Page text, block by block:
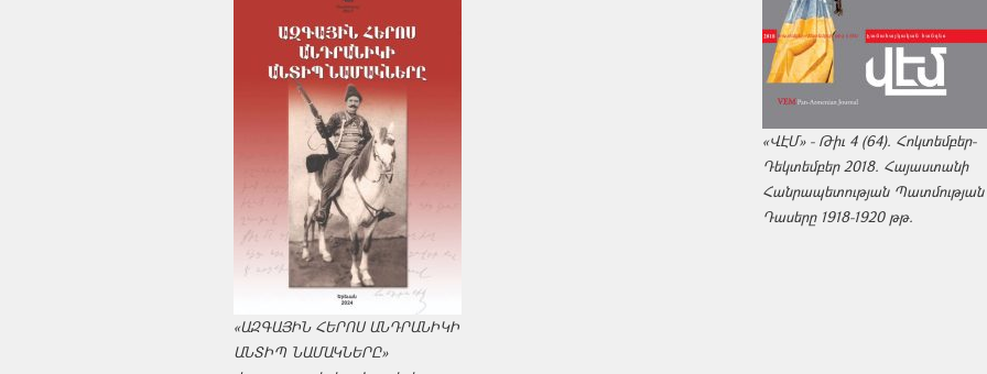
«ԱԶԳԱՅԻՆ ՀԵՐՈՍ ԱՆԴՐԱՆԻԿԻ
ԱՆՏԻՊ ՆԱՄԱԿՆԵՐԸ»
«ՎԷՄ» - Թիւ 4 (64). Հոկտեմբեր-
Դեկտեմբեր 2018. Հայաստանի
Հանրապետության Պատմության
Դասերը 1918-1920 թթ.